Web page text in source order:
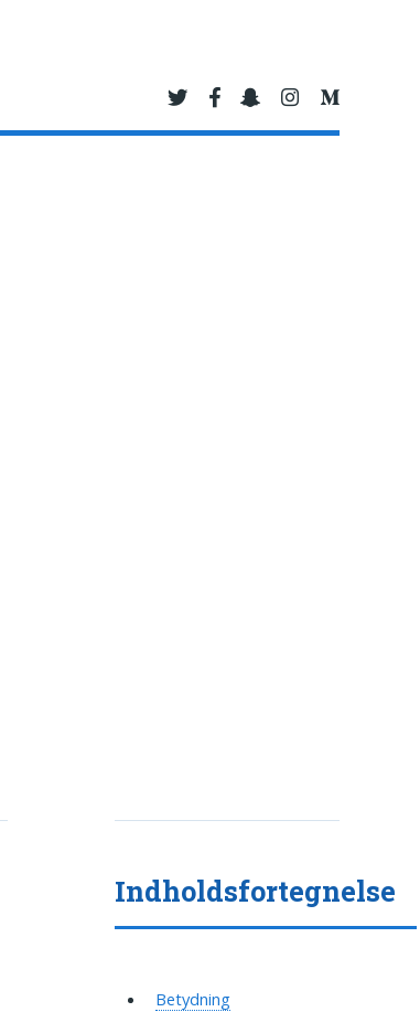
Indholdsfortegnelse
Betydning